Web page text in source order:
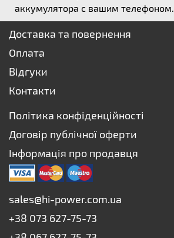
аккумулятора с вашим телефоном.
Доставка та повернення
Оплата
Відгуки
Контакти
Політика конфіденційності
Договір публічної оферти
Інформація про продавця
sales@hi-power.com.ua
+38 073 627-75-73